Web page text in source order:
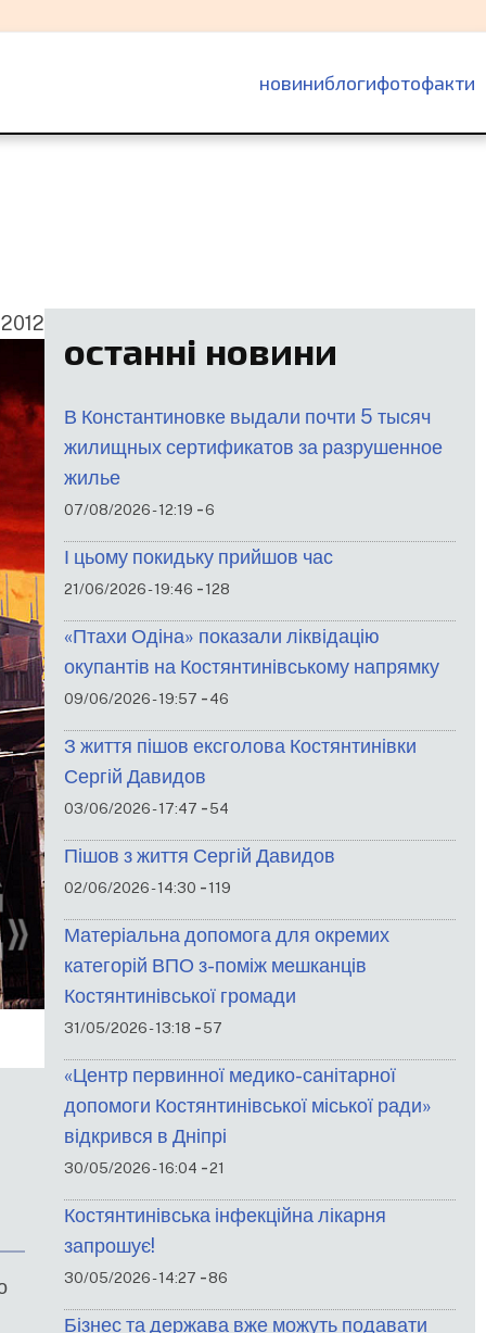
основна
навіґація
новиниблогифотофакти
останні новини
В Константиновке выдали почти 5 тысяч
жилищных сертификатов за разрушенное
жилье
07/08/2026 - 12:19 -6
І цьому покидьку прийшов час
21/06/2026 - 19:46 -128
«Птахи Одіна» показали ліквідацію
окупантів на Костянтинівському напрямку
09/06/2026 - 19:57 -46
З життя пішов ексголова Костянтинівки
Сергій Давидов
03/06/2026 - 17:47 -54
Пішов з життя Сергій Давидов
02/06/2026 - 14:30 -119
Матеріальна допомога для окремих
категорій ВПО з-поміж мешканців
Костянтинівської громади
31/05/2026 - 13:18 -57
«Центр первинної медико-санітарної
допомоги Костянтинівської міської ради»
відкрився в Дніпрі
30/05/2026 - 16:04 -21
Костянтинівська інфекційна лікарня
запрошує!
30/05/2026 - 14:27 -86
Бізнес та держава вже можуть подавати